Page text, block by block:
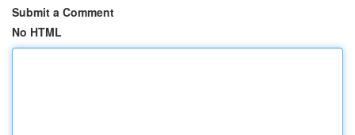
Submit a Comment
No HTML